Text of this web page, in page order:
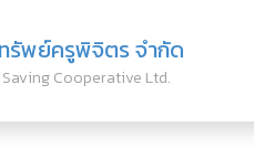
พย์ครูพิจิตร จำกัด
Cooperative Ltd.